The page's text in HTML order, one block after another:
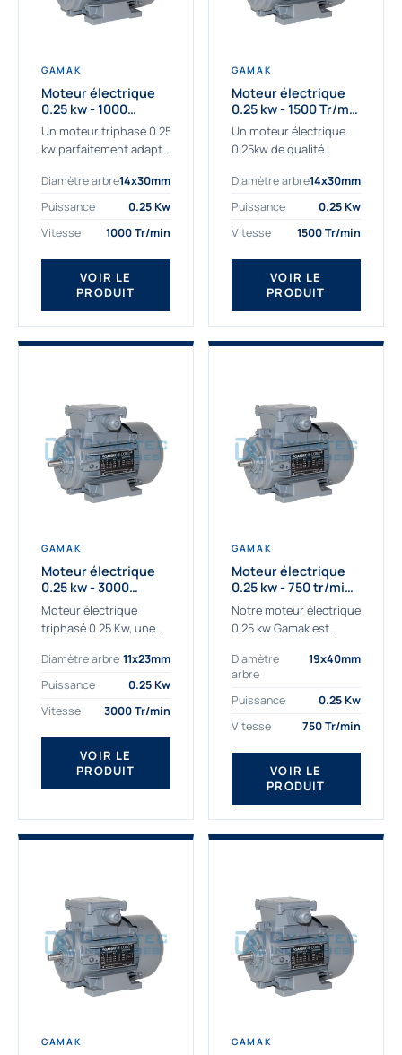
GAMAK
Moteur électrique
0.25 kw - 1000
Tr/min - 230/400V -
IE2
Un moteur triphasé 0.25
kw parfaitement adapté
sévères. Notre
important stock de
permet de livrer
rapidement tous types
de moteurs.
Ce moteur...
Diamètre arbre14x30mm
Puissance
0.25 Kw
Vitesse
1000 Tr/min
VOIR LE
PRODUIT
GAMAK
Moteur électrique
0.25 kw - 1500 Tr/min
- 230/400V - IE2
Un moteur électrique
0.25kw de qualité
professionnels. Notre
gamme de moteurs
sélectionné pour la très
haute...
Diamètre arbre14x30mm
Puissance
0.25 Kw
Vitesse
1500 Tr/min
VOIR LE
PRODUIT
GAMAK
Moteur électrique
0.25 kw - 3000
Tr/min - 230/400V -
IE2
Moteur électrique
triphasé 0.25 Kw, une
adaptée à tous types
de machines.
triphasé 0.25 Kw Gamak
à haut rendement...
Diamètre arbre 11x23mm
Puissance
0.25 Kw
Vitesse
3000 Tr/min
VOIR LE
PRODUIT
GAMAK
Moteur électrique
0.25 kw - 750 tr/min -
230/400V - IE2
Notre moteur électrique
0.25 kw Gamak est
aux applications
sévères. Nous
déterminons,
fournissons
des moteurs
asynchrones depuis de
nombreuses années....
Diamètre
arbre
19x40mm
Puissance
0.25 Kw
Vitesse
750 Tr/min
VOIR LE
PRODUIT
GAMAK GAMAK